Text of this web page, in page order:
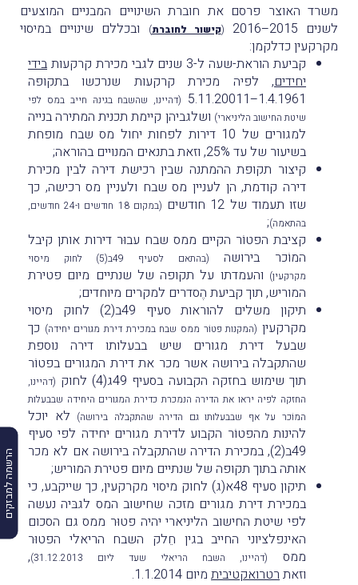
הרשמה למבזקים
משרד האוצר פרסם את חוברת השינויים המבניים המוצעים
לשנים 2015–2016
(קישור לחוברת)
ובכללם שינויים במיסוי
מקרקעין כדלקמן:
קביעת הוראת-שעה ל-3 שנים לגבי מכירת קרקעות
בידי
יחידים, לפיה מכירת קרקעות שנרכשו בתקופה
1.4.1961–5.11.20011
(דהיינו, שהשבח בגינהּ חייב במס לפי
שיטת החישוב הליניארי) ושלגביהן קיימת תכנית המתירה בנייה
למגורים של 10 דירות לפחות יחול מס שבח מופחת
בשיעור של עד 25%, וזאת בתנאים המנויים בהוראה
;
קיצור תקופת ההמתנה שבין רכישת דירה לבין מכירת
דירה קודמת, הן לעניין מס שבח ולעניין מס רכישה, כך
שזו תעמוד של 12 חודשים
(במקום 18 חודשים ו-24 חודשים,
בהתאמה);
קציבת הפטוֹר הקיים ממס שבח עבוּר דירות אותן קיבל
המוֹכר בירושה
(בהתאם לסעיף 49ב(5) לחוק מיסוי
מקרקעין) והעמדתו על תקופה של שנתיים מיום פטירת
המוריש, תוך קביעת הֶסדרים למקרים מיוחדים;
תיקון משלים להוראות סעיף 49ב(2) לחוק מיסוי
מקרקעין (המקנות פטוֹר ממס שבח במכירת דירת מגורים יחידה) כך
שבעל דירת מגורים שיש בבעלותו דירה נוספת
שהתקבלה בירושה אשר מכר את דירת המגורים בפטוֹר
תוך שימוש בחזקה הקבועה בסעיף 49ג(4) לחוק
(דהיינו,
החזקה לפיה יראו את הדירה הנמכרת כדירת המגורים היחידה שבבעלות
המוֹכר על אף שבבעלותו גם הדירה שהתקבלה בירושה) לא יוכל
להינות מהפטוֹר הקבוע לדירת מגורים יחידה לפי סעיף
49ב(2), במכירת הדירה שהתקבלה בירושה אם לא מכר
אותה בתוך תקופה של שנתיים מיום פטירת המוריש;
תיקון סעיף 48א(ג) לחוק מיסוי מקרקעין, כך שייקבע, כי
במכירת דירת מגורים מזכה שחישוב המס לגבּיה נעשה
לפי שיטת החישוב הליניארי יהיה פטוּר ממס גם הסכום
האינפלציוני החייב בגין חֵלק השבח הריאלי הפטוּר
ממס
(דהיינו, השבח הריאלי שעד ליום 31.12.2013)
,
וזאתרטרואקטיבית מיום 1.1.2014.